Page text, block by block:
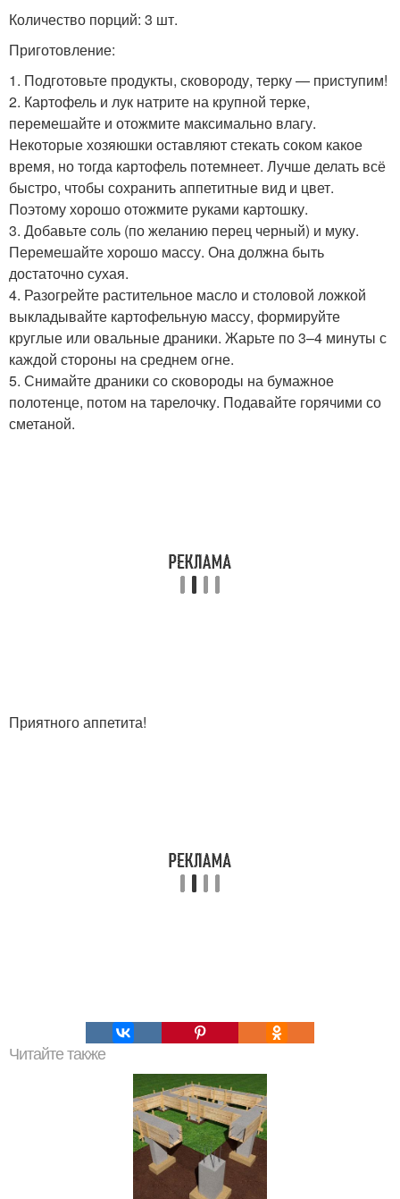
Количество порций: 3 шт.
Приготовление:
1. Подготовьте продукты, сковороду, терку — приступим!
2. Картофель и лук натрите на крупной терке,
перемешайте и отожмите максимально влагу.
Некоторые хозяюшки оставляют стекать соком какое
время, но тогда картофель потемнеет. Лучше делать всё
быстро, чтобы сохранить аппетитные вид и цвет.
Поэтому хорошо отожмите руками картошку.
3. Добавьте соль (по желанию перец черный) и муку.
Перемешайте хорошо массу. Она должна быть
достаточно сухая.
4. Разогрейте растительное масло и столовой ложкой
выкладывайте картофельную массу, формируйте
круглые или овальные драники. Жарьте по 3–4 минуты с
каждой стороны на среднем огне.
5. Снимайте драники со сковороды на бумажное
полотенце, потом на тарелочку. Подавайте горячими со
сметаной.
Приятного аппетита!
Читайте также